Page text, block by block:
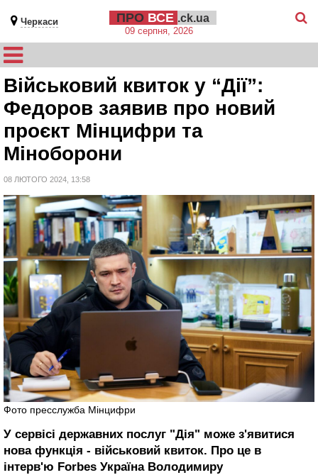
Черкаси ПРО ВСЕ .ck.ua
09 серпня, 2026
Військовий квиток у “Дії”:
Федоров заявив про новий
проєкт Мінцифри та
Міноборони
08 ЛЮТОГО 2024, 13:58
Фото пресслужба Мінцифри
У сервісі державних послуг "Дія" може з'явитися
нова функція - військовий квиток. Про це в
інтерв'ю Forbes Україна Володимиру